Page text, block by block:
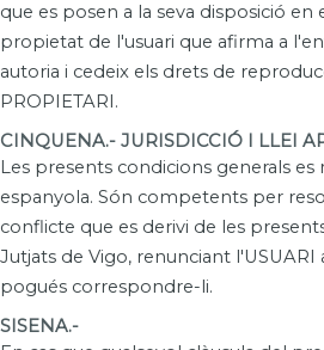
que es posen a la seva disposició en
propietat de l'usuari que afirma a
autoria i cedeix els drets de
PROPIETARI.
CINQUENA.- JURISDICCIÓ I LLEI
Les presents condicions generals es
espanyola. Són competents per
conflicte que es derivi de les
Jutjats de Vigo, renunciant l'USUARI
pogués correspondre-li.
SISENA.-